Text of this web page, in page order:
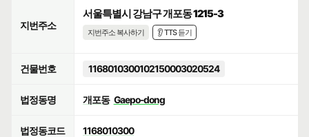
지번주소
서울특별시 강남구 개포동 1215-3
지번주소 복사하기 👂 TTS 듣기
건물번호 1168010300102150003020524
법정동명 개포동 Gaepo-dong
법정동코드 1168010300